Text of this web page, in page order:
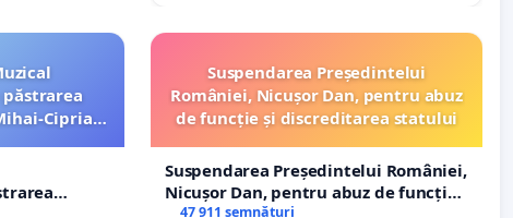
păstrarea
Ciprian
Ciprian
Suspendarea Președintelui
României, Nicușor Dan, pentru abuz
de funcție și discreditarea statului
Suspendarea Președintelui României,
Nicușor Dan, pentru abuz de funcție
și discreditarea statului
47 911 semnături